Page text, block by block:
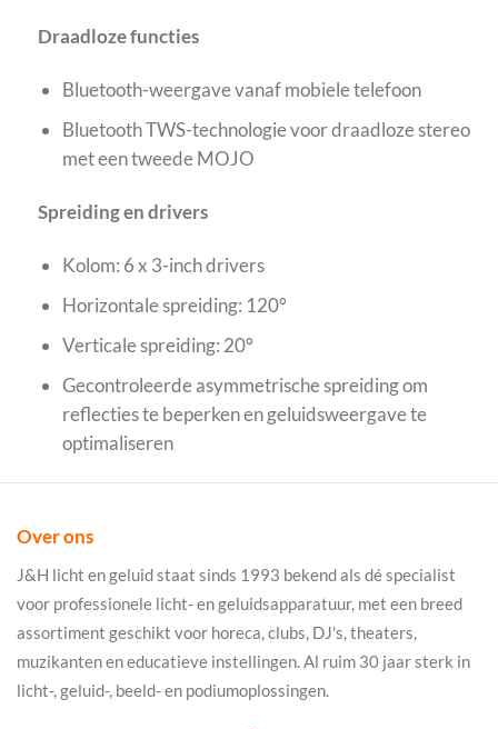
Draadloze functies
Bluetooth-weergave vanaf mobiele telefoon
Bluetooth TWS-technologie voor draadloze stereo
met een tweede MOJO
Spreiding en drivers
Kolom: 6 x 3-inch drivers
Horizontale spreiding: 120°
Verticale spreiding: 20°
Gecontroleerde asymmetrische spreiding om
reflecties te beperken en geluidsweergave te
optimaliseren
Over ons
J&H licht en geluid staat sinds 1993 bekend als dé specialist
voor professionele licht- en geluidsapparatuur, met een breed
assortiment geschikt voor horeca, clubs, DJ's, theaters,
muzikanten en educatieve instellingen. Al ruim 30 jaar sterk in
licht-, geluid-, beeld- en podiumoplossingen.